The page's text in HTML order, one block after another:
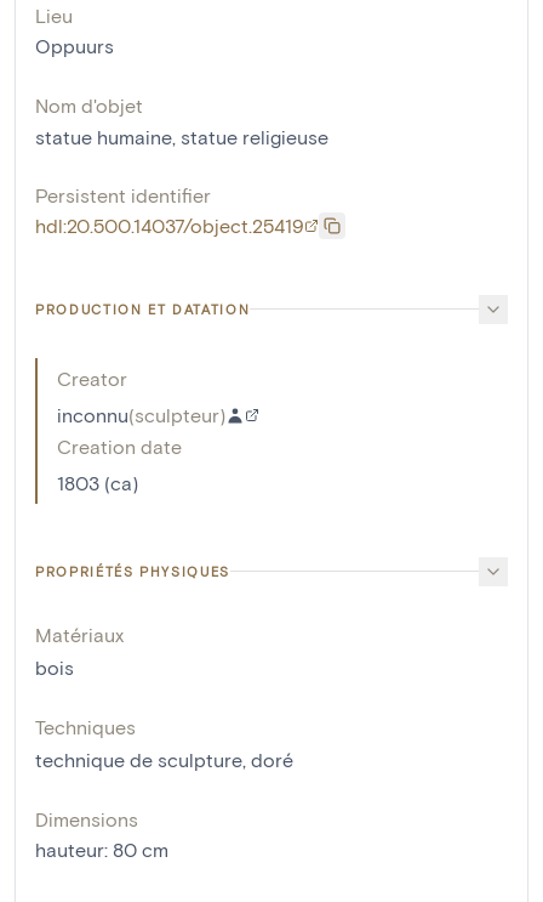
Lieu
Oppuurs
Nom d'objet
statue humaine, statue religieuse
Persistent identifier
hdl:20.500.14037/object.25419
PRODUCTION ET DATATION
Creator
inconnu(sculpteur)
Creation date
1803 (ca)
PROPRIÉTÉS PHYSIQUES
Matériaux
bois
Techniques
technique de sculpture, doré
Dimensions
hauteur: 80 cm